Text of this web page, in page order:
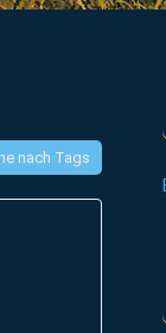
nach Tags